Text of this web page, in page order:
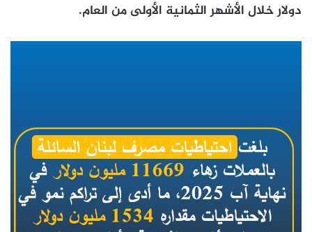
دولار خلال الأشهر الثمانية الأولى من العام.